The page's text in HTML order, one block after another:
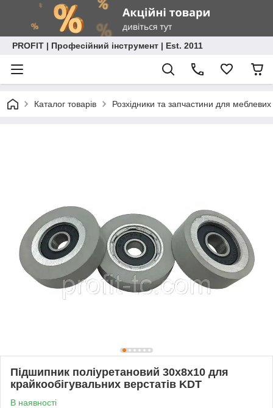
PROFIT | Професійний інструмент | Est. 2011
Каталог товарів Розхідники та запчастини для
Підшипник поліуретановий 30х8х10 для
крайкообігувальних верстатів KDT
В наявності